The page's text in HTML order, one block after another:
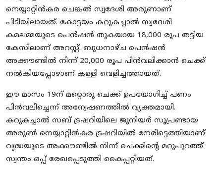
നെയ്യാറ്റിൻകര ചെങ്കൽ സ്വദേശി അരുണാണ്
പിടിയിലായത്. കോട്ടയം കറുകച്ചാൽ സ്വദേശി
കമലമ്മയുടെ പെൻഷൻ തുകയായ 18,000 രൂപ തട്ടിയ
കേസിലാണ് അറസ്റ്റ്. ബുധനാഴ്ച പെൻഷൻ
അക്കൗണ്ടിൽ നിന്ന് 20,000 രൂപ പിൻവലിക്കാൻ ചെക്ക്
നൽകിയപ്പോഴാണ് കള്ളി വെളിച്ചത്തായത്.
ഈ മാസം 19ന് മറ്റൊരു ചെക്ക് ഉപയോഗിച്ച് പണം
പിൻവലിച്ചെന്ന് അന്വേഷണത്തിൽ വ്യക്തമായി.
കറുകച്ചാൽ സബ് ട്രഷറിയിലെ ജൂനിയർ സൂപ്രണ്ടായ
അരുൺ നെയ്യാറ്റിൻകര ട്രഷറിയിൽ നേരിട്ടെത്തിയാണ്
വൃദ്ധയുടെ അക്കൗണ്ടിൽ നിന്ന് ചെക്കിന്‍റെ മറുപുറത്ത്
സ്വന്തം ഒപ്പ് രേഖപ്പെടുത്തി കൈപ്പറ്റിയത്.